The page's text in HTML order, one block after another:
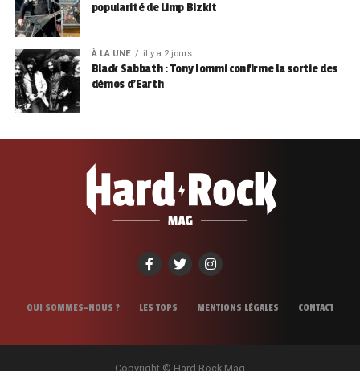
popularité de Limp Bizkit
À LA UNE il y a 2 jours
Black Sabbath : Tony Iommi confirme la sortie des
démos d’Earth
QUI SOMMES-NOUS ? LES TOPS MENTIONS LÉGALES CONTACT
Copyright © Hard Rock Mag